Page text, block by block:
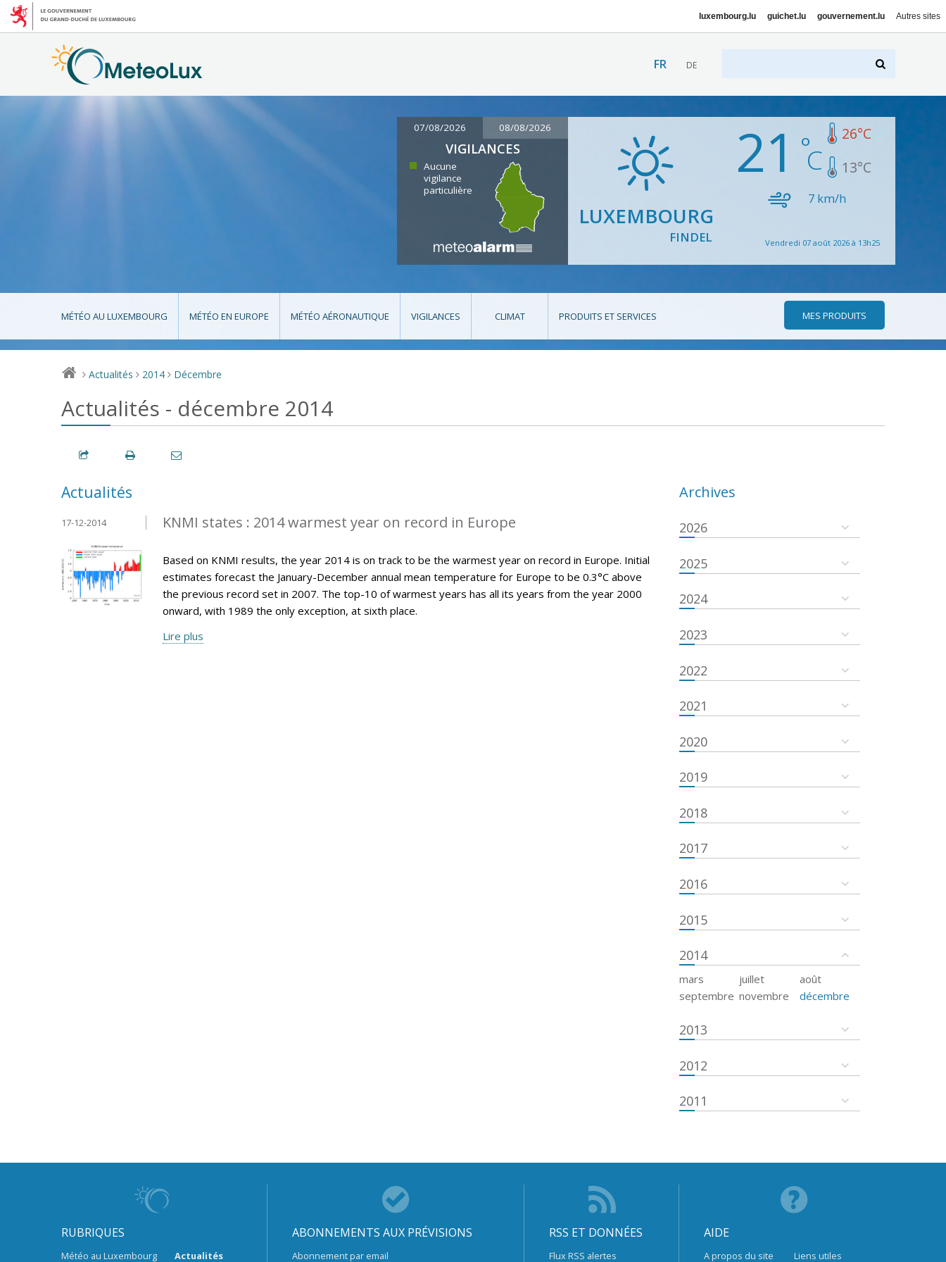
luxembourg.lu guichet.lu gouvernement.lu Autres sites
FR DE
07/08/2026 08/08/2026
VIGILANCES
Aucune
vigilance
particulière
LUXEMBOURG
FINDEL
21 26°C
13°C
7 km/h
Vendredi 07 août 2026 à 13h25
MÉTÉO AU LUXEMBOURG MÉTÉO EN EUROPE MÉTÉO AÉRONAUTIQUE VIGILANCES CLIMAT PRODUITS ET SERVICES MES PRODUITS
> Actualités > 2014 > Décembre
Actualités - décembre 2014
Actualités
KNMI states : 2014 warmest year on record in Europe
17-12-2014
Based on KNMI results, the year 2014 is on track to be the warmest year on record in Europe. Initial
estimates forecast the January-December annual mean temperature for Europe to be 0.3°C above
the previous record set in 2007. The top-10 of warmest years has all its years from the year 2000
onward, with 1989 the only exception, at sixth place.
Lire plus
Archives
2026
2025
2024
2023
2022
2021
2020
2019
2018
2017
2016
2015
2014
mars juillet
août
septembre novembre décembre
2013
2012
2011
RUBRIQUES
Météo au Luxembourg Actualités
ABONNEMENTS AUX PRÉVISIONS
Abonnement par email
RSS ET DONNÉES
Flux RSS alertes
AIDE
A propos du site Liens utiles